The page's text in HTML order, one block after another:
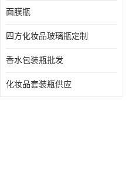
面膜瓶
四方化妆品玻璃瓶定制
香水包装瓶批发
化妆品套装瓶供应